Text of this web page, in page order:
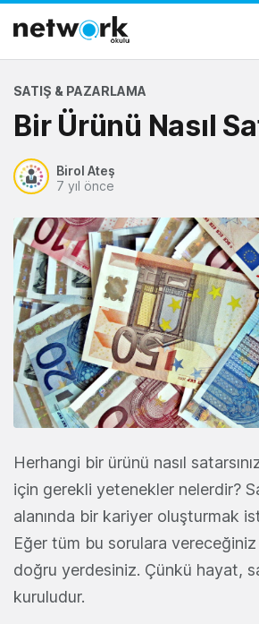
SATIŞ & PAZARLAMA
Bir Ürünü Nasıl
Birol Ateş
7 yıl önce
Herhangi bir ürünü nasıl
için gerekli yetenekler nelerdir?
alanında bir kariyer oluşturmak
Eğer tüm bu sorulara vereceğiniz
doğru yerdesiniz. Çünkü hayat,
kuruludur.